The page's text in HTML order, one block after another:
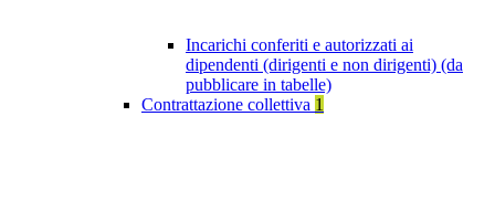
Incarichi conferiti e autorizzati ai
dipendenti (dirigenti e non dirigenti) (da
pubblicare in tabelle)
Contrattazione collettiva 1